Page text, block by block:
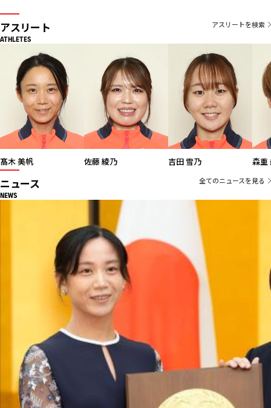
アスリート
ATHLETES
アスリートを検索
髙木 美帆 佐藤 綾乃 吉田 雪乃
ニュース
NEWS
全てのニュースを見る